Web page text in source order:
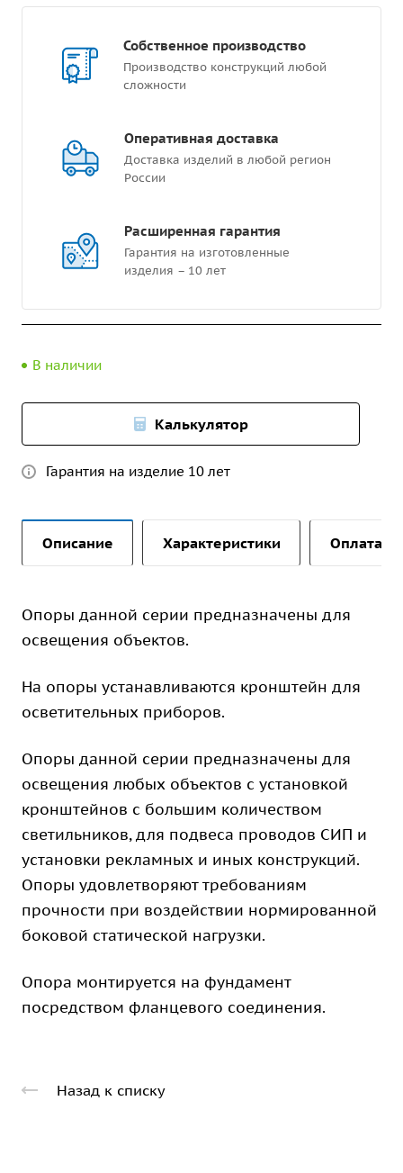
Собственное производство
Производство конструкций любой
сложности
Оперативная доставка
Доставка изделий в любой регион
России
Расширенная гарантия
Гарантия на изготовленные
изделия – 10 лет
В наличии
Калькулятор
Гарантия на изделие 10 лет
Описание Характеристики Оплата и
Опоры данной серии предназначены для
освещения объектов.
На опоры устанавливаются кронштейн для
осветительных приборов.
Опоры данной серии предназначены для
освещения любых объектов с установкой
кронштейнов с большим количеством
светильников, для подвеса проводов СИП и
установки рекламных и иных конструкций.
Опоры удовлетворяют требованиям
прочности при воздействии нормированной
боковой статической нагрузки.
Опора монтируется на фундамент
посредством фланцевого соединения.
Назад к списку